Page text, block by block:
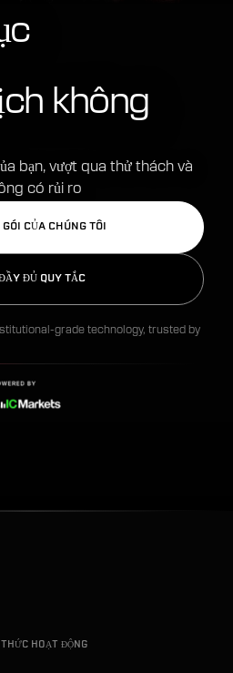
không
bạn, vượt qua thử thách và
có rủi ro
CỦA CHÚNG TÔI
ĐỦ QUY TẮC
grade technology, trusted by
HOẠT ĐỘNG